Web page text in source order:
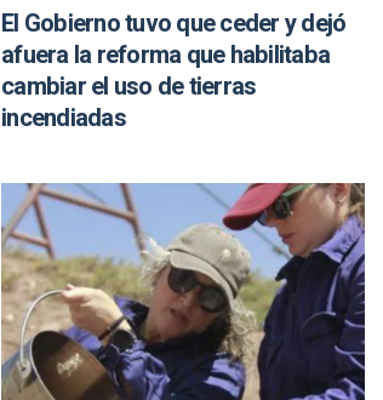
El Gobierno tuvo que ceder y dejó
afuera la reforma que habilitaba
cambiar el uso de tierras
incendiadas